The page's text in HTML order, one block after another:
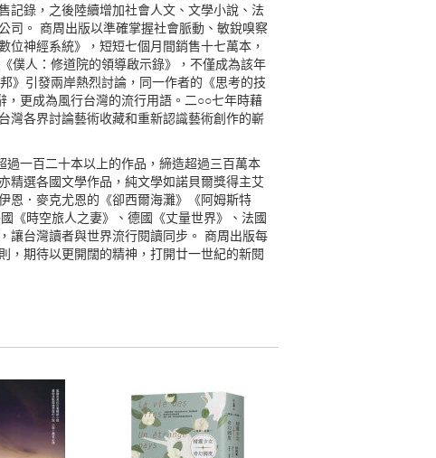
記錄，之後陸續增加社會人文、文學小說、法
司。 商周出版以準確掌握社會脈動、敏銳嗅察
神經系統》，短短七個月間銷售十七萬本，
僕人：修道院的領導啟示錄》，不僅成為該年
》引發兩岸熱烈討論，同一作者的《思考的技
更成為風行台灣的流行用語。二○○七年時藉
灣各界討論藝術收藏和重新認識藝術創作的嶄
一百二十本以上的作品，締造超過三百萬本
精選各國文學作品，純文學如諾貝爾獎得主艾
恩．麥克尤恩的《卻西爾海灘》《阿姆斯特
《時空旅人之妻》、德國《丈量世界》、法國
讓台灣讀者與世界流行閱讀同步。 商周出版每
，期待以更開闊的精神，打開廿一世紀的新閱